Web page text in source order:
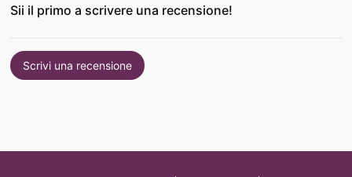
Sii il primo a scrivere una recensione!
Scrivi una recensione